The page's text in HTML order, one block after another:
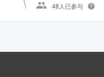
48人已参与